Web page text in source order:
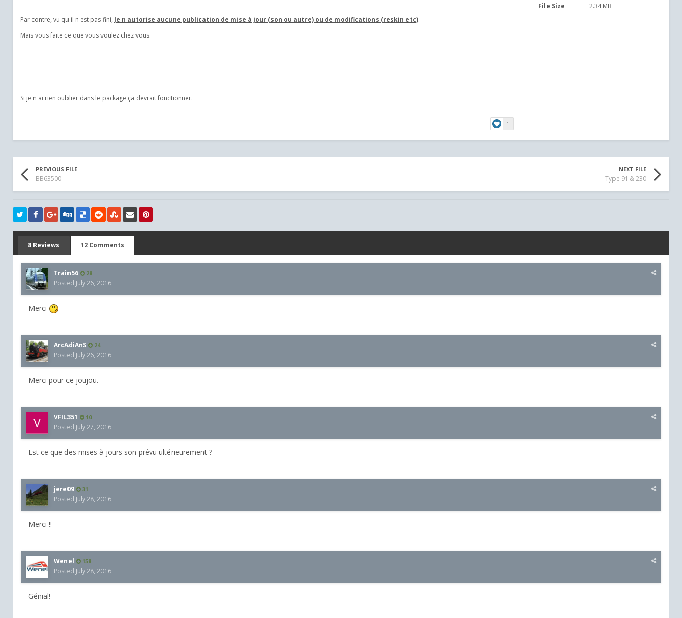
Par contre, vu qu il n est pas fini, Je n autorise aucune publication de mise à jour (son ou autre) ou de modifications (reskin etc).
Mais vous faite ce que vous voulez chez vous.
Si je n ai rien oublier dans le package ça devrait fonctionner.
1
File Size 2.34 MB
PREVIOUS FILE
BB63500
NEXT FILE
Type 91 & 230
8 Reviews 12 Comments
Train56 28
Posted July 26, 2016
Merci
ArcAdiAnS 24
Posted July 26, 2016
Merci pour ce joujou.
VFIL351 10
Posted July 27, 2016
Est ce que des mises à jours son prévu ultérieurement ?
jere09 31
Posted July 28, 2016
Merci !!
Wenel 158
Posted July 28, 2016
Génial!